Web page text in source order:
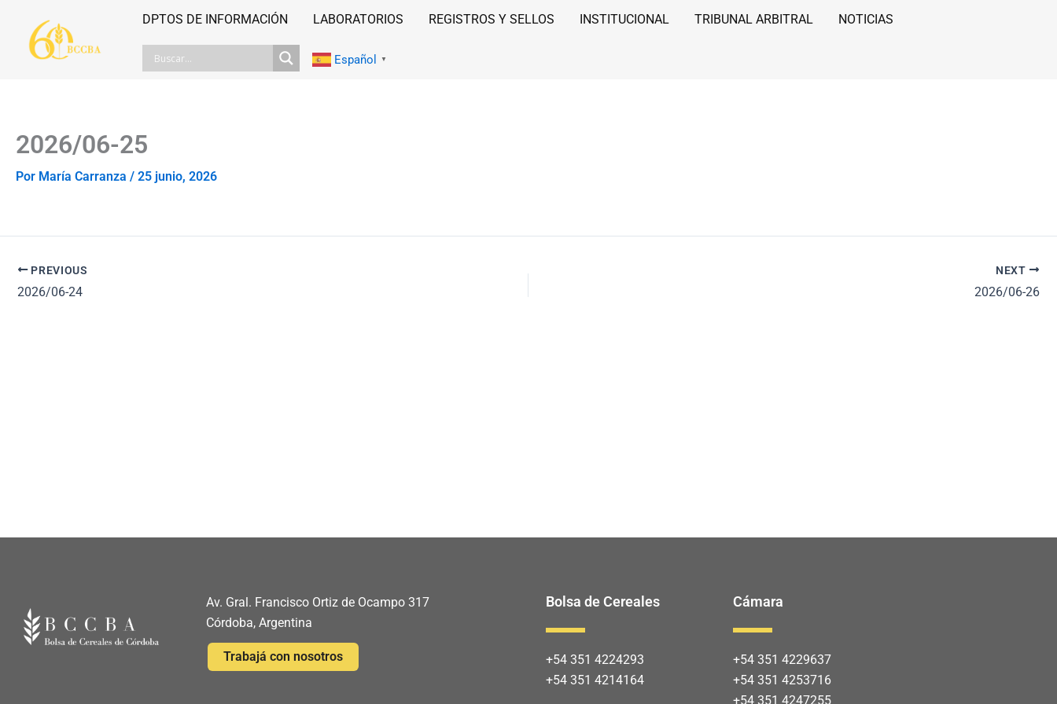
contenido
DPTOS DE INFORMACIÓN LABORATORIOS REGISTROS Y SELLOS INSTITUCIONAL TRIBUNAL ARBITRAL NOTICIAS
Español ▼
2026/06-25
Por María Carranza / 25 junio, 2026
PREVIOUS
2026/06-24
NEXT
2026/06-26
Av. Gral. Francisco Ortiz de Ocampo 317
Córdoba, Argentina
Trabajá con nosotros
Bolsa de Cereales
+54 351 4224293
+54 351 4214164
Cámara
+54 351 4229637
+54 351 4253716
+54 351 4247255